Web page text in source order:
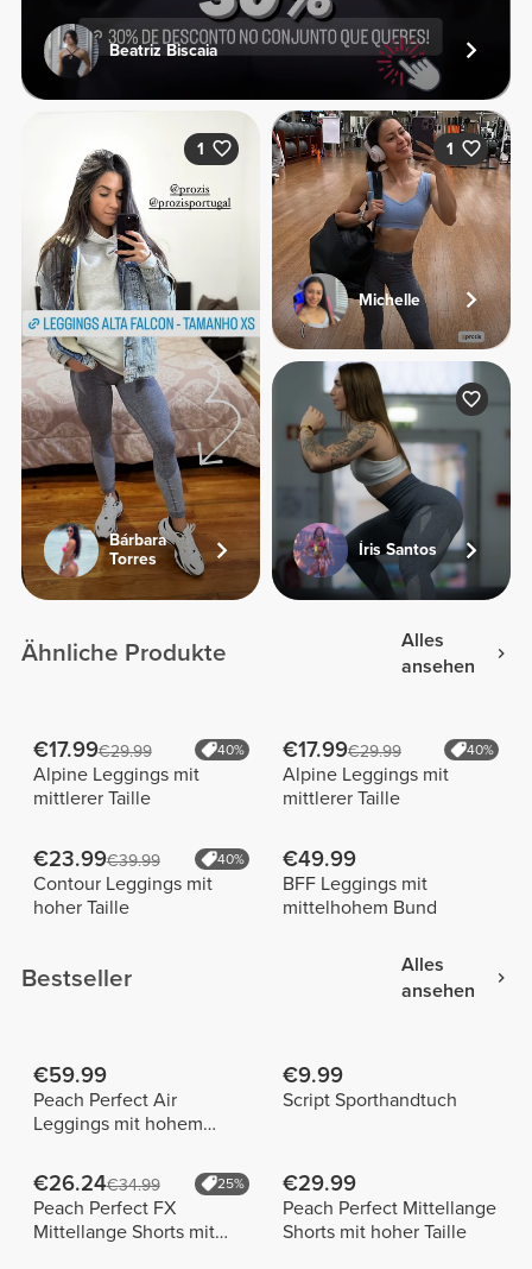
Beatriz Biscaia
1
Bárbara
Torres
1
Michelle
Íris Santos
Ähnliche Produkte
Alles
ansehen
€17.99€29.99 40%
Alpine Leggings mit
mittlerer Taille
€17.99€29.99 40%
Alpine Leggings mit
mittlerer Taille
€23.99€39.99 40%
Contour Leggings mit
hoher Taille
€49.99
BFF Leggings mit
mittelhohem Bund
Bestseller
Alles
ansehen
€59.99
Peach Perfect Air
Leggings mit hohem
€9.99
Script Sporthandtuch
€26.24€34.99 25%
Peach Perfect FX
Mittellange Shorts mit
€29.99
Peach Perfect Mittellange
Shorts mit hoher Taille